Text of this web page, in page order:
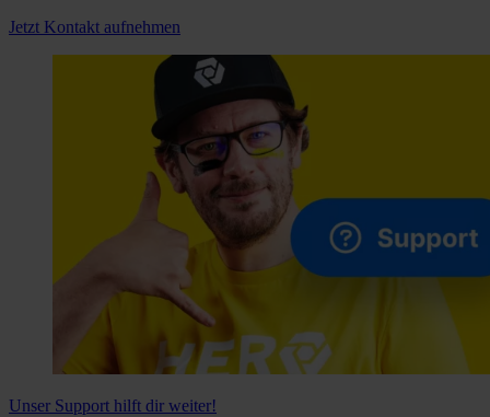
Jetzt Kontakt aufnehmen
Unser Support hilft dir weiter!